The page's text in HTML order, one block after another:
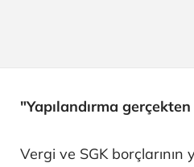
"Yapılandırma
Vergi ve SGK borçlarının